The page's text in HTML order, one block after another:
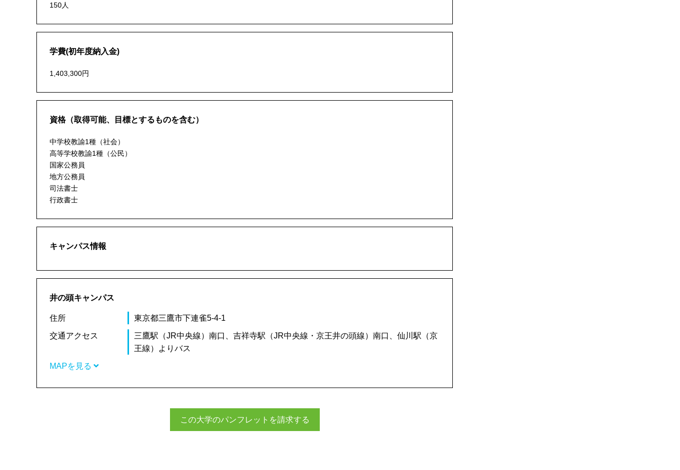
150人
学費(初年度納入金)
1,403,300円
資格（取得可能、目標とするものを含む）
中学校教諭1種（社会）
高等学校教諭1種（公民）
国家公務員
地方公務員
司法書士
行政書士
キャンパス情報
井の頭キャンパス
住所 東京都三鷹市下連雀5-4-1
交通アクセス
三鷹駅（JR中央線）南口、吉祥寺駅（JR中央線・京王井の頭線）南口、仙川駅（京
王線）よりバス
MAPを見る
この大学のパンフレットを請求する